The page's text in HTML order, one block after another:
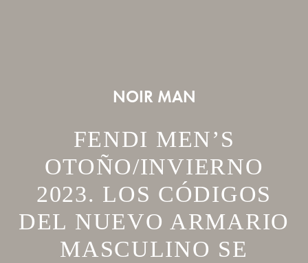
NOIR MAN
FENDI MEN’S
OTOÑO/INVIERNO
2023. LOS CÓDIGOS
DEL NUEVO ARMARIO
MASCULINO SE